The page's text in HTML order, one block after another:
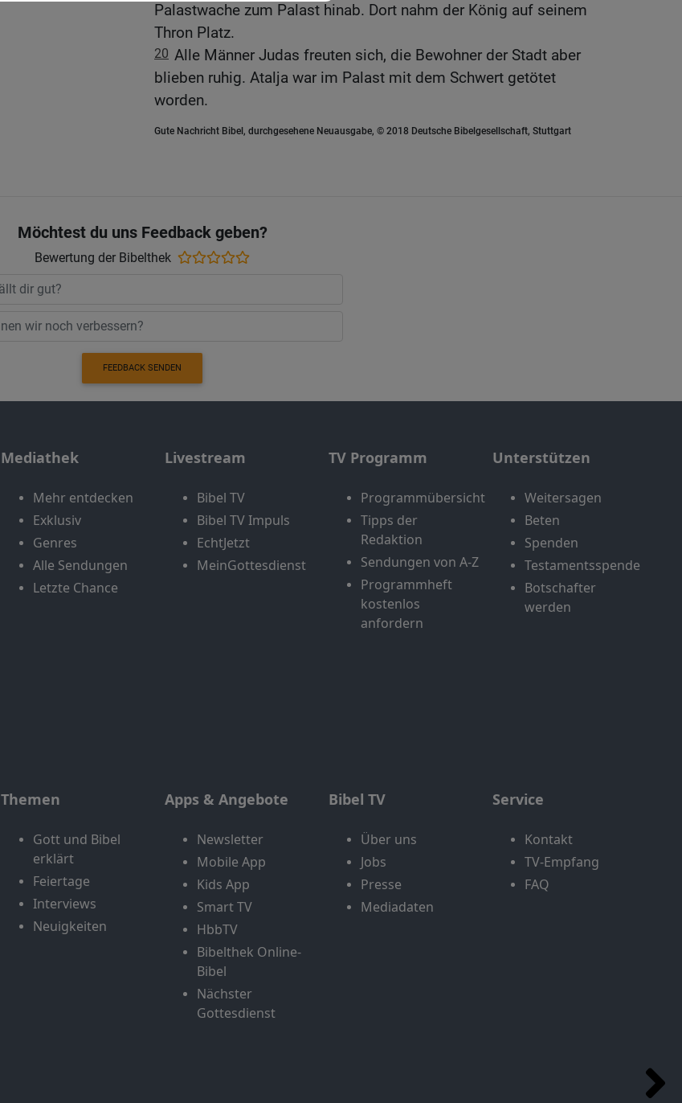
Palastwache zum Palast hinab. Dort nahm der König auf seinem
Thron Platz.
20 Alle Männer Judas freuten sich, die Bewohner der Stadt aber
blieben ruhig. Atalja war im Palast mit dem Schwert getötet
worden.
Gute Nachricht Bibel, durchgesehene Neuausgabe, © 2018 Deutsche Bibelgesellschaft, Stuttgart
Möchtest du uns Feedback geben?
Bewertung der Bibelthek
FEEDBACK SENDEN
Mediathek
Mehr entdecken
Exklusiv
Genres
Alle Sendungen
Letzte Chance
Livestream
Bibel TV
Bibel TV Impuls
EchtJetzt
MeinGottesdienst
TV Programm
Programmübersicht
Tipps der
Redaktion
Sendungen von A-Z
Programmheft
kostenlos
anfordern
Unterstützen
Weitersagen
Beten
Spenden
Testamentsspende
Botschafter
werden
Themen
Gott und Bibel
erklärt
Feiertage
Interviews
Neuigkeiten
Apps & Angebote
Newsletter
Mobile App
Kids App
Smart TV
HbbTV
Bibelthek Online-
Bibel
Nächster
Gottesdienst
Bibel TV
Über uns
Jobs
Presse
Mediadaten
Service
Kontakt
TV-Empfang
FAQ